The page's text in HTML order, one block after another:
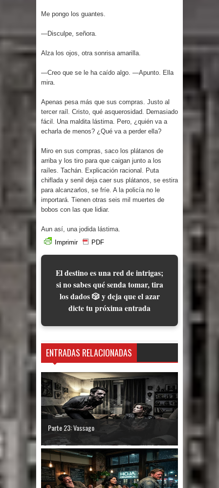
Me pongo los guantes.
—Disculpe, señora.
Alza los ojos, otra sonrisa amarilla.
—Creo que se le ha caído algo. —Apunto. Ella
mira.
Apenas pesa más que sus compras. Justo al
tercer raíl. Cristo, qué asquerosidad. Demasiado
fácil. Una maldita lástima. Pero, ¿quién va a
echarla de menos? ¿Qué va a perder ella?
Miro en sus compras, saco los plátanos de
arriba y los tiro para que caigan junto a los
raíles. Tachán. Explicación racional. Puta
chiflada y senil deja caer sus plátanos, se estira
para alcanzarlos, se fríe. A la policía no le
importará. Tienen otras seis mil muertes de
bobos con las que lidiar.
Aun así, una jodida lástima.
Imprimir
PDF
El destino es una red de intrigas;
si no sabes qué senda tomar, tira
los dados 🎲 y deja que el azar
dicte tu próxima entrada
ENTRADAS RELACIONADAS
Parte 23: Vassago